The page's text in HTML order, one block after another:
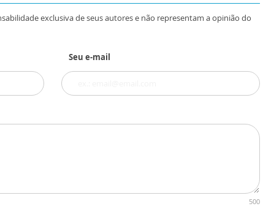
exclusiva de seus autores e não representam a opinião do
Seu e-mail
500